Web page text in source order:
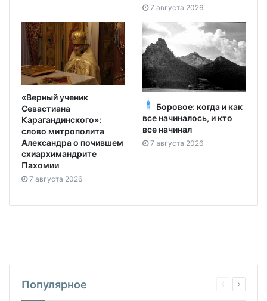
7 августа 2026
«Верный ученик
Севастиана
Карагандинского»:
слово митрополита
Александра о почившем
схиархимандрите
Пахомии
7 августа 2026
Боровое: когда и как
все начиналось, и кто
все начинал
7 августа 2026
Популярное